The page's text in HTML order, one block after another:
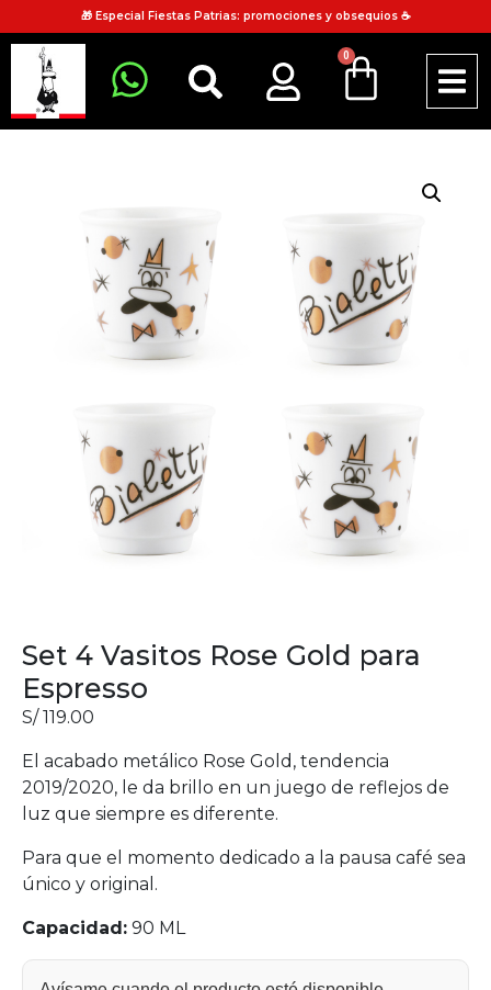
🎁 Especial Fiestas Patrias: promociones y obsequios ☕
0
Set 4 Vasitos Rose Gold para
Espresso
S/119.00
El acabado metálico Rose Gold, tendencia
2019/2020, le da brillo en un juego de reflejos de
luz que siempre es diferente.
Para que el momento dedicado a la pausa café sea
único y original.
Capacidad: 90 ML